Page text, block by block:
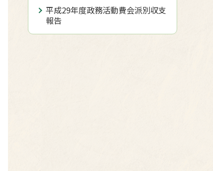
平成29年度政務活動費会派別収支
報告